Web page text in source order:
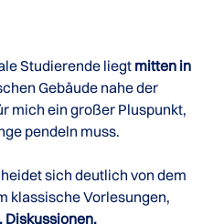
Studierende liegt mitten in
Gebäude nahe der
mich ein großer Pluspunkt,
pendeln muss.
sich deutlich von dem
klassische Vorlesungen,
Diskussionen,